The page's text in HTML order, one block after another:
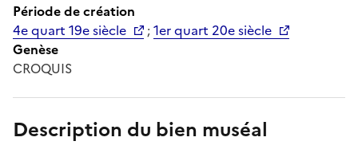
Période de création
4e quart 19e siècle
;1er quart 20e siècle
Genèse
CROQUIS
Description du bien muséal